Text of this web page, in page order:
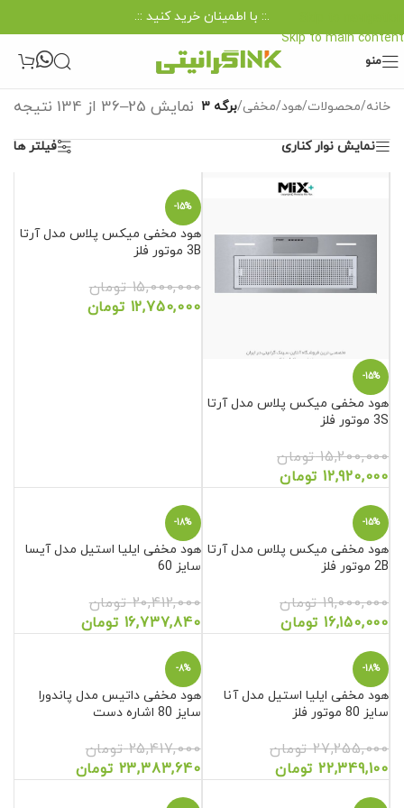
Skip to main content
.:: با اطمینان خرید کنید ::.
منو
خانه/محصولات/هود/مخفی/برگه 3 نمایش 25–36 از 134 نتیجه
نمایش نوار کناری فیلتر ها
-15%
هود مخفی میکس پلاس مدل آرتا
3S موتور فلز
15,200,000 تومان
12,920,000 تومان
-15%
هود مخفی میکس پلاس مدل آرتا
3B موتور فلز
15,000,000 تومان
12,750,000 تومان
-15%
هود مخفی میکس پلاس مدل آرتا
2B موتور فلز
19,000,000 تومان
16,150,000 تومان
-18%
هود مخفی ایلیا استیل مدل آیسا
سایز 60
20,412,000 تومان
16,737,840 تومان
-18%
هود مخفی ایلیا استیل مدل آنا
سایز 80 موتور فلز
27,255,000 تومان
22,349,100 تومان
-8%
هود مخفی داتیس مدل پاندورا
سایز 80 اشاره دست
25,417,000 تومان
23,383,640 تومان